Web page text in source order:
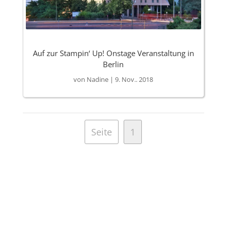
Auf zur Stampin‘ Up! Onstage Veranstaltung in
Berlin
von Nadine |9. Nov.. 2018
Seite 1